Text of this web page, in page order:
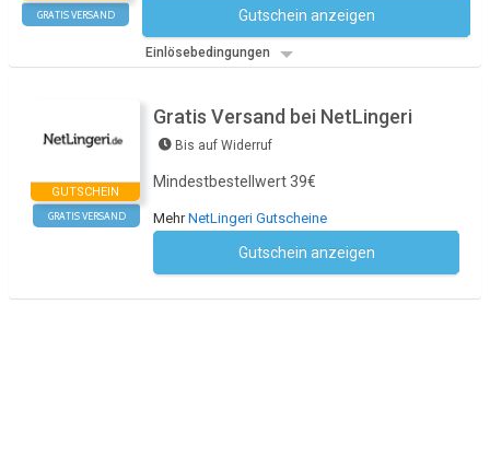
GRATIS VERSAND Gutschein anzeigen
Einlösebedingungen
GUTSCHEIN
GRATIS VERSAND
Gratis Versand bei NetLingeri
Bis auf Widerruf
Mindestbestellwert 39€
MehrNetLingeri Gutscheine
Gutschein anzeigen